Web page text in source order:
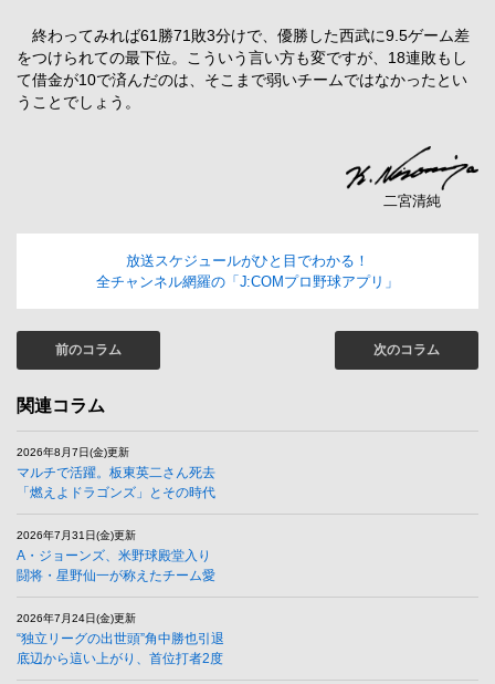
終わってみれば61勝71敗3分けで、優勝した西武に9.5ゲーム差
をつけられての最下位。こういう言い方も変ですが、18連敗もし
て借金が10で済んだのは、そこまで弱いチームではなかったとい
うことでしょう。
二宮清純
放送スケジュールがひと目でわかる！
全チャンネル網羅の「J:COMプロ野球アプリ」
前のコラム 次のコラム
関連コラム
2026年8月7日(金)更新
マルチで活躍。板東英二さん死去
「燃えよドラゴンズ」とその時代
2026年7月31日(金)更新
A・ジョーンズ、米野球殿堂入り
闘将・星野仙一が称えたチーム愛
2026年7月24日(金)更新
“独立リーグの出世頭”角中勝也引退
底辺から這い上がり、首位打者2度